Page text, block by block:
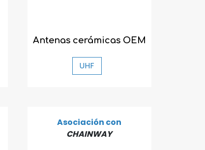
Antenas cerámicas OEM
UHF
Asociación con
CHAINWAY